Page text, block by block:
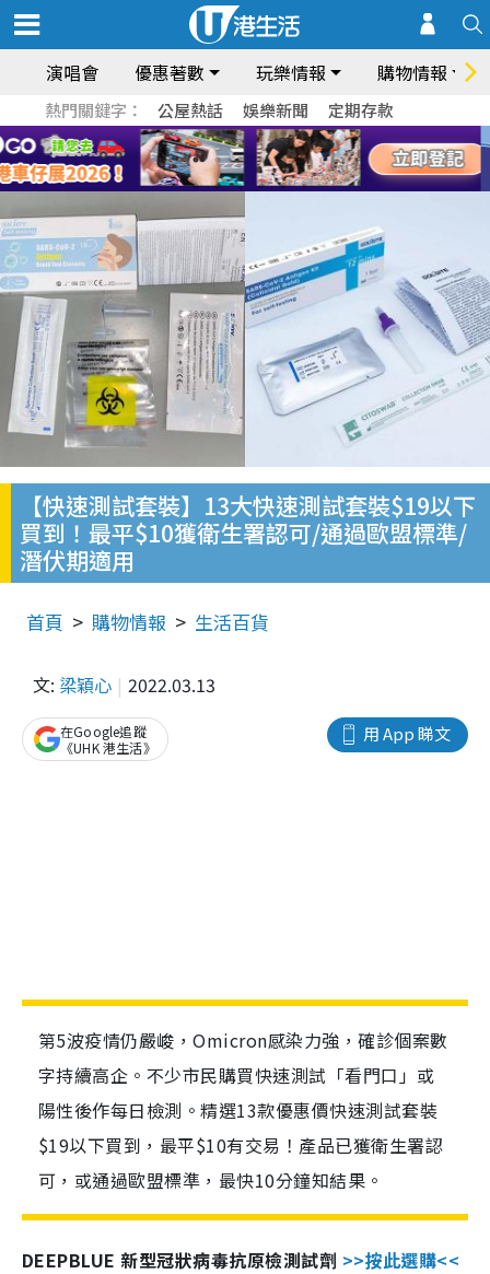
演唱會 優惠著數 玩樂情報 購物情報
熱門關鍵字： 公屋熱話 娛樂新聞 定期存款
【快速測試套裝】13大快速測試套裝$19以下
買到！最平$10獲衛生署認可/通過歐盟標準/
潛伏期適用
首頁 購物情報 生活百貨
文: 梁穎心 2022.03.13
用 App 睇文
在Google追蹤
《UHK 港生活》
第5波疫情仍嚴峻，Omicron感染力強，確診個案數
字持續高企。不少市民購買快速測試「看門口」或
陽性後作每日檢測。精選13款優惠價快速測試套裝
$19以下買到，最平$10有交易！產品已獲衛生署認
可，或通過歐盟標準，最快10分鐘知結果。
DEEPBLUE 新型冠狀病毒抗原檢測試劑 >>按此選購<<